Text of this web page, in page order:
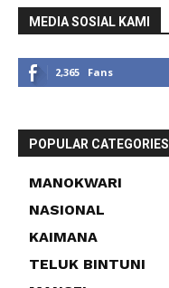
MEDIA SOSIAL KAMI
2,365 Fans
POPULAR CATEGORIES
MANOKWARI
NASIONAL
KAIMANA
TELUK BINTUNI